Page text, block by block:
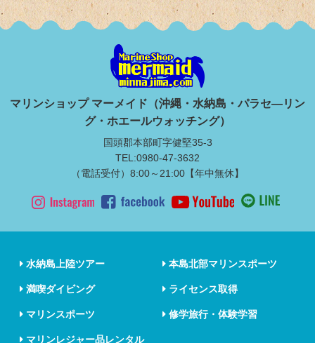
マリンショップ マーメイド（沖縄・水納島・パラセ―リン
グ・ホエールウォッチング）
国頭郡本部町字健堅35-3
TEL:0980-47-3632
（電話受付）8:00～21:00【年中無休】
水納島上陸ツアー 本島北部マリンスポーツ
満喫ダイビング ライセンス取得
マリンスポーツ 修学旅行・体験学習
マリンレジャー品レンタル